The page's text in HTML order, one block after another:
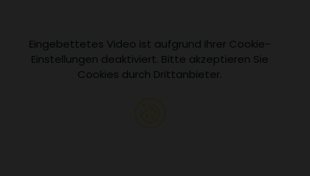
Eingebettetes Video ist aufgrund Ihrer Cookie-
Einstellungen deaktiviert. Bitte akzeptieren Sie
Cookies durch Drittanbieter.